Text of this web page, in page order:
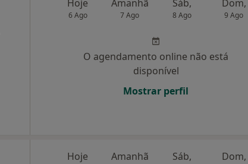
Hoje
6 Ago
Amanhã
7 Ago
Sáb,
8 Ago
Dom,
9 Ago
O agendamento online não está
disponível
Mostrar perfil
Hoje Amanhã Sáb, Dom,